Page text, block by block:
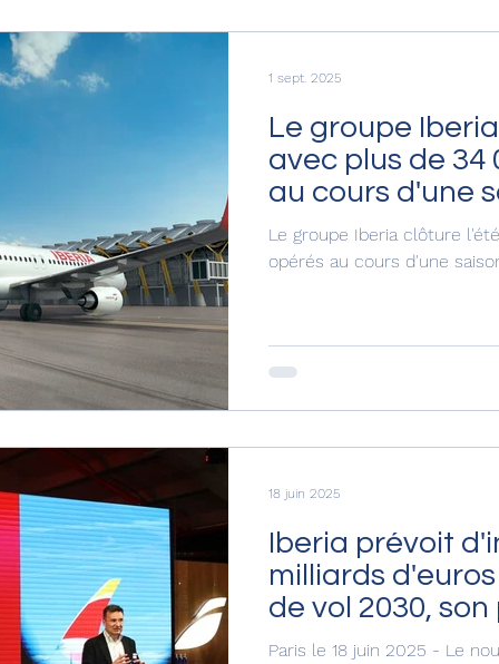
photo
Le groupe
avec plus de 34
au cours d'une
Le groupe Iberia clôture
opérés au cours d'une
1 sept. 2025
Iberia prévoit
milliards
de vol 2030,
pour les années
Paris le 18 juin 2025 - Le
18 juin 2025